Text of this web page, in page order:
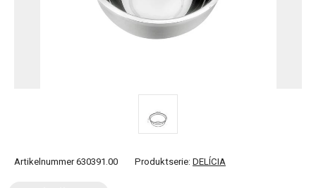
Artikelnummer 630391.00 Produktserie: DELÍCIA